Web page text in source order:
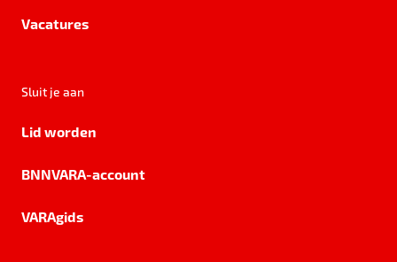
Vacatures
Sluit je aan
Lid worden
BNNVARA-account
VARAgids